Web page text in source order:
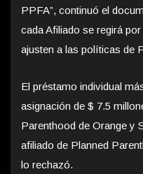
PPFA”, continuó el
cada Afiliado se regirá
ajusten a las políticas de
El préstamo individual
asignación de $ 7.5
Parenthood de Orange y
afiliado de Planned
lo rechazó.